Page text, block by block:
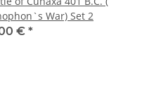
War) Set 2
€ *